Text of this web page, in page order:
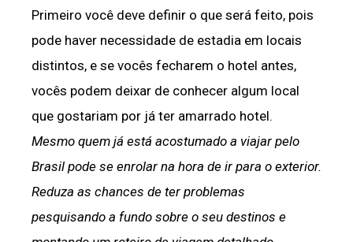
Primeiro você deve definir o que será feito, pois
pode haver necessidade de estadia em locais
distintos, e se vocês fecharem o hotel antes,
vocês podem deixar de conhecer algum local
que gostariam por já ter amarrado hotel.
Mesmo quem já está acostumado a viajar pelo
Brasil pode se enrolar na hora de ir para o exterior.
Reduza as chances de ter problemas
pesquisando a fundo sobre o seu destinos e